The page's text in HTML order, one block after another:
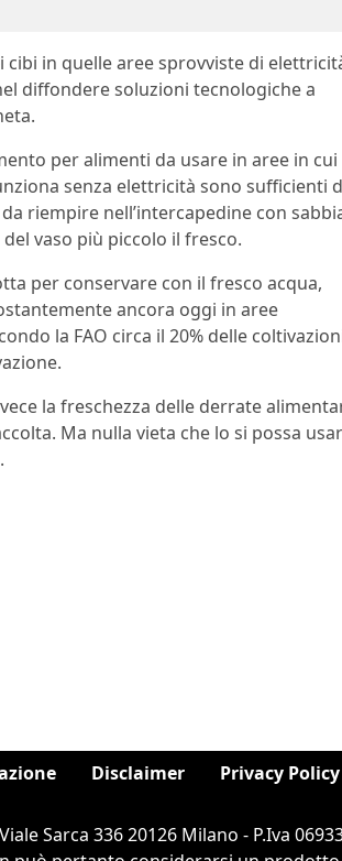
in quelle aree sprovviste di
diffondere soluzioni tecnologiche a
per alimenti da usare in aree in cui
senza elettricità sono sufficienti
riempire nell’intercapedine con
vaso più piccolo il fresco.
per conservare con il fresco acqua,
ancora oggi in aree
la FAO circa il 20% delle
la freschezza delle derrate
Ma nulla vieta che lo si possa
Disclaimer Privacy Policy
Sarca 336 20126 Milano - P.Iva